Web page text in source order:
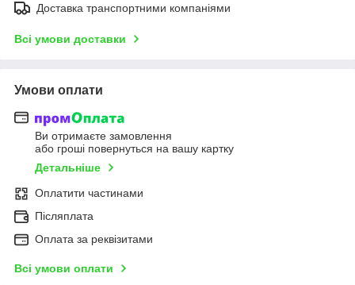
Доставка транспортними компаніями
Всі умови доставки
Умови оплати
Ви отримаєте замовлення
або гроші повернуться на вашу картку
Детальніше
Оплатити частинами
Післяплата
Оплата за реквізитами
Всі умови оплати